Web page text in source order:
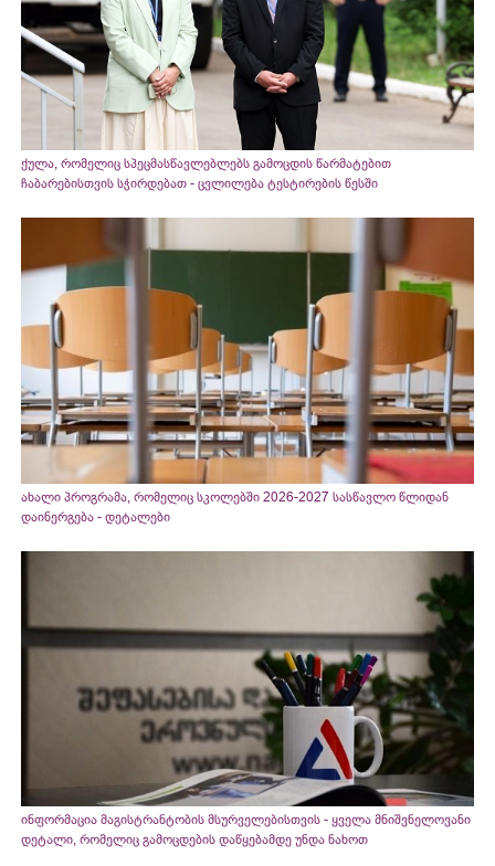
ქულა, რომელიც სპეცმასწავლებლებს გამოცდის წარმატებით
ჩაბარებისთვის სჭირდებათ - ცვლილება ტესტირების წესში
ახალი პროგრამა, რომელიც სკოლებში 2026-2027 სასწავლო წლიდან
დაინერგება - დეტალები
ინფორმაცია მაგისტრანტობის მსურველებისთვის - ყველა მნიშვნელოვანი
დეტალი, რომელიც გამოცდების დაწყებამდე უნდა ნახოთ